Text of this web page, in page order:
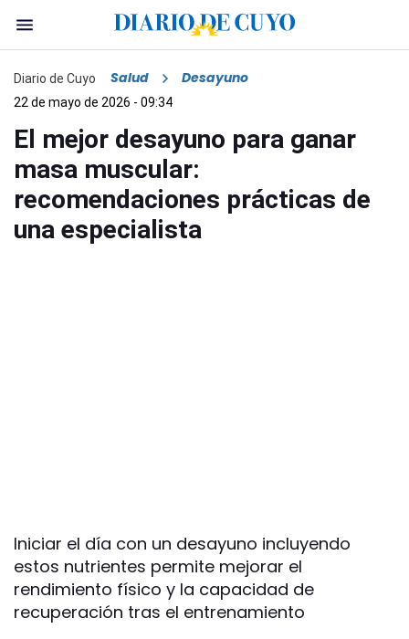
Diario de Cuyo Salud Desayuno
22 de mayo de 2026 - 09:34
El mejor desayuno para ganar
masa muscular:
recomendaciones prácticas de
una especialista
Iniciar el día con un desayuno incluyendo
estos nutrientes permite mejorar el
rendimiento físico y la capacidad de
recuperación tras el entrenamiento